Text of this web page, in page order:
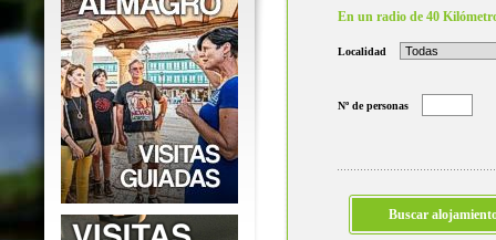
En un radio de 40
Localidad
Nº de personas